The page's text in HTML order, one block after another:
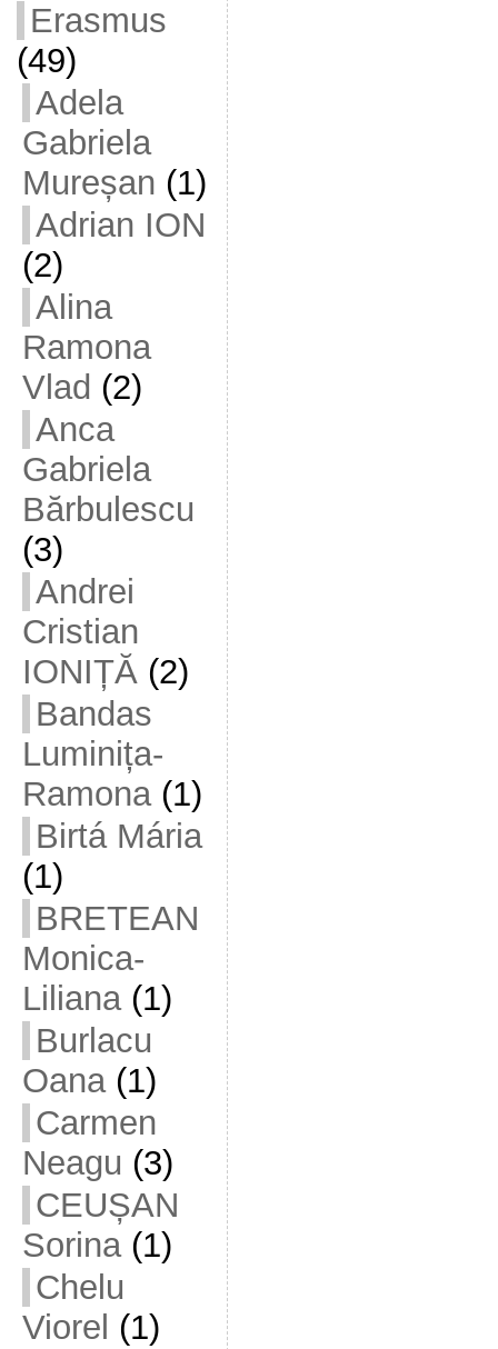
Erasmus
(49)
Adela
Gabriela
Mureșan (1)
Adrian ION
(2)
Alina
Ramona
Vlad (2)
Anca
Gabriela
Bărbulescu
(3)
Andrei
Cristian
IONIȚĂ(2)
Bandas
Luminița-
Ramona(1)
Birtá Mária
(1)
BRETEAN
Monica-
Liliana(1)
Burlacu
Oana(1)
Carmen
Neagu (3)
CEUȘAN
Sorina(1)
Chelu
Viorel (1)